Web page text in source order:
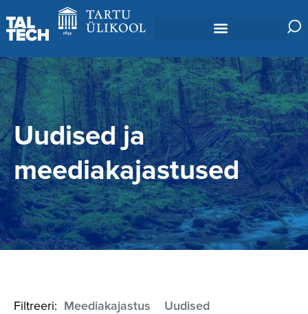
Uudised ja
meediakajastused
Filtreeri: Meediakajastus Uudised